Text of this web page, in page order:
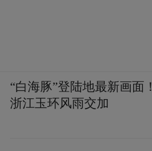
“白海豚”登陆地最新画面！
浙江玉环风雨交加